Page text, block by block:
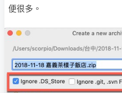
便很多。